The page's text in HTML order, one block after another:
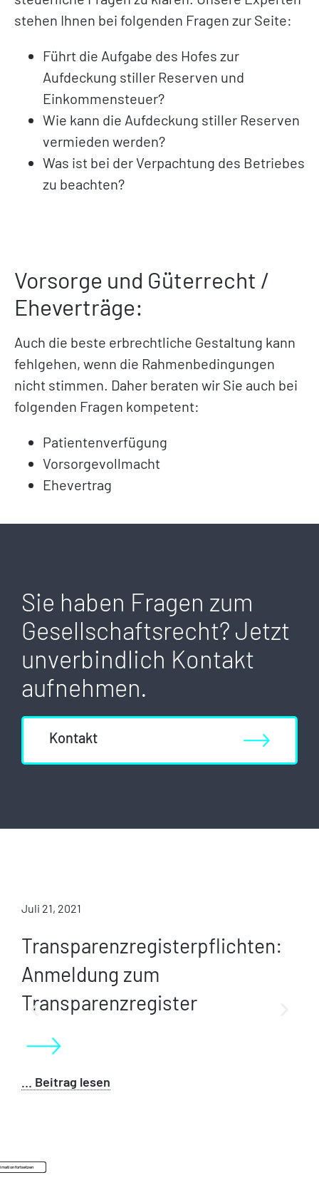
stehen Ihnen bei folgenden Fragen zur Seite:
Führt die Aufgabe des Hofes zur
Aufdeckung stiller Reserven und
Einkommensteuer?
Wie kann die Aufdeckung stiller Reserven
vermieden werden?
Was ist bei der Verpachtung des Betriebes
zu beachten?
Vorsorge und Güterrecht /
Eheverträge:
Auch die beste erbrechtliche Gestaltung kann
fehlgehen, wenn die Rahmenbedingungen
nicht stimmen. Daher beraten wir Sie auch bei
folgenden Fragen kompetent:
Patientenverfügung
Vorsorgevollmacht
Ehevertrag
Sie haben Fragen zum
Gesellschaftsrecht? Jetzt
unverbindlich Kontakt
aufnehmen.
Kontakt
Juli 21, 2021
Transparenzregisterpflichten:
Anmeldung zum
Transparenzregister
… Beitrag lesen
fortsetzen
fortsetzen